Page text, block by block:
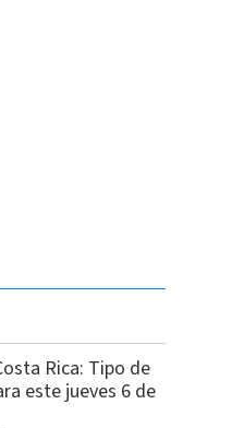
Rica: Tipo de
este jueves 6 de